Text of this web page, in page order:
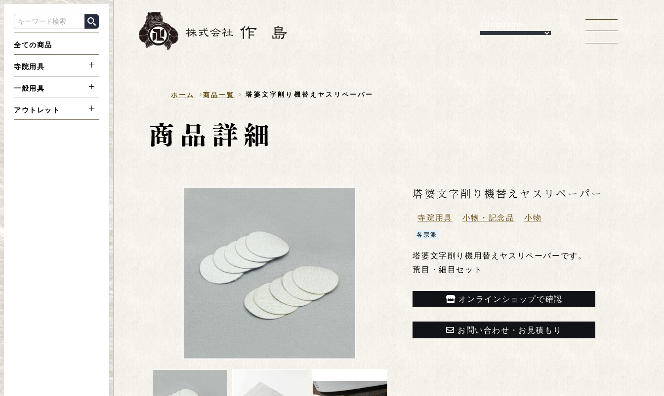
全ての商品
寺院用具
一般用具
アウトレット
Language
ホーム 商品一覧 塔婆文字削り機替えヤスリペーパー
塔婆文字削り機替えヤスリペーパー
寺院用具 小物・記念品 小物
各宗派
塔婆文字削り機用替えヤスリペーパーです。
荒目・細目セット
オンラインショップで確認
お問い合わせ・お見積もり